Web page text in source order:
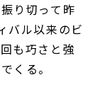
り切って昨
バル以来のビ
も巧さと強
くる。